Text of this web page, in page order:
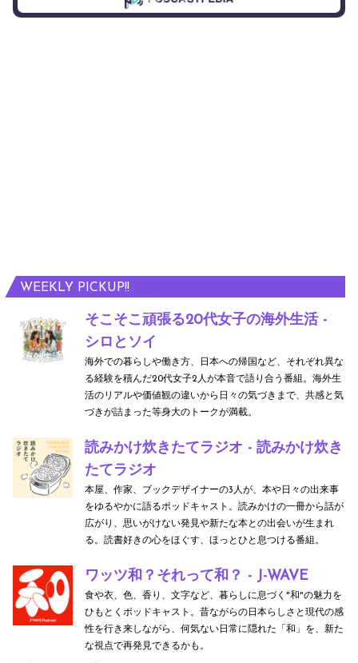
WEEKLY PICKUP!!
そこそこ頑張る20代女子の海外生活 -
シロとソイ
海外での暮らしや働き方、日本への帰国など、それぞれ異な
る経験を積んだ20代女子2人が本音で語り合う番組。海外生
活のリアルや価値観の違いから日々の気づきまで、共感と気
づきが詰まった等身大のトークが満載。
読みかけ炊きたてラジオ - 読みかけ炊き
たてラジオ
本屋、作家、ブックデザイナーの3人が、本や日々の出来事
をゆるやかに語るポッドキャスト。読みかけの一冊から話が
広がり、思いがけない発見や新たな本との出会いが生まれ
る。読書好きの心をほぐす、ほっとひと息つける番組。
ワッツ和？それって和？ - J-WAVE
食や衣、色、香り、文字など、暮らしに息づく"和"の魅力を
ひもとくポッドキャスト。昔ながらの日本らしさと現代の感
性を行き来しながら、何気ない日常に隠れた「和」を、新た
な視点で再発見できるかも。